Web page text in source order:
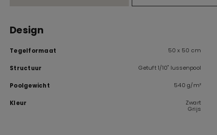
Design
Tegelformaat 50 x 50 cm
Structuur Getuft 1/10" lussenpool
Poolgewicht 540 g/m²
Kleur
Zwart
Grijs